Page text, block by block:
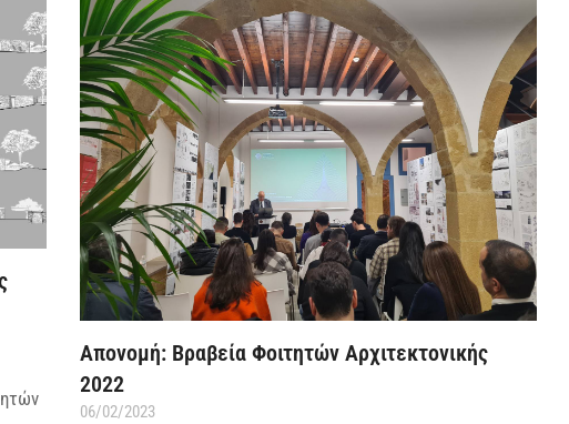
Απονομή: Βραβεία Φοιτητών Αρχιτεκτονικής
2022
06/02/2023